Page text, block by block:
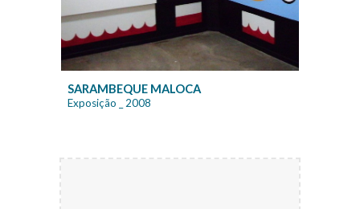
SARAMBEQUE MALOCA
Exposição _ 2008